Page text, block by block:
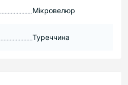
Мікровелюр
Туреччина